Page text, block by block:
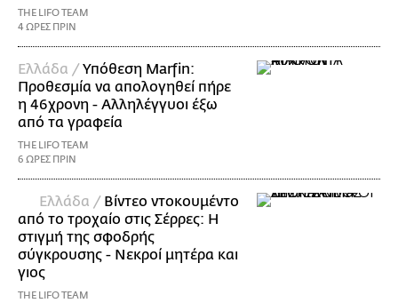
THE LIFO TEAM
4 ΩΡΕΣ ΠΡΙΝ
Ελλάδα / Υπόθεση Marfin:
Προθεσμία να απολογηθεί πήρε
η 46χρονη - Αλληλέγγυοι έξω
από τα γραφεία
THE LIFO TEAM
6 ΩΡΕΣ ΠΡΙΝ
Ελλάδα / Βίντεο ντοκουμέντο
από το τροχαίο στις Σέρρες: Η
στιγμή της σφοδρής
σύγκρουσης - Νεκροί μητέρα και
γιος
THE LIFO TEAM